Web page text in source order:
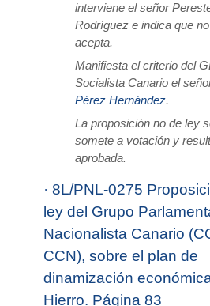
interviene el señor
Rodríguez e indica que
acepta.
Manifiesta el criterio del
Socialista Canario el
Pérez Hernández.
La proposición no de ley
somete a votación y
aprobada.
· 8L/PNL-0275
ley del Grupo
Nacionalista Canario
CCN), sobre el plan de
dinamización
Hierro. Página 83